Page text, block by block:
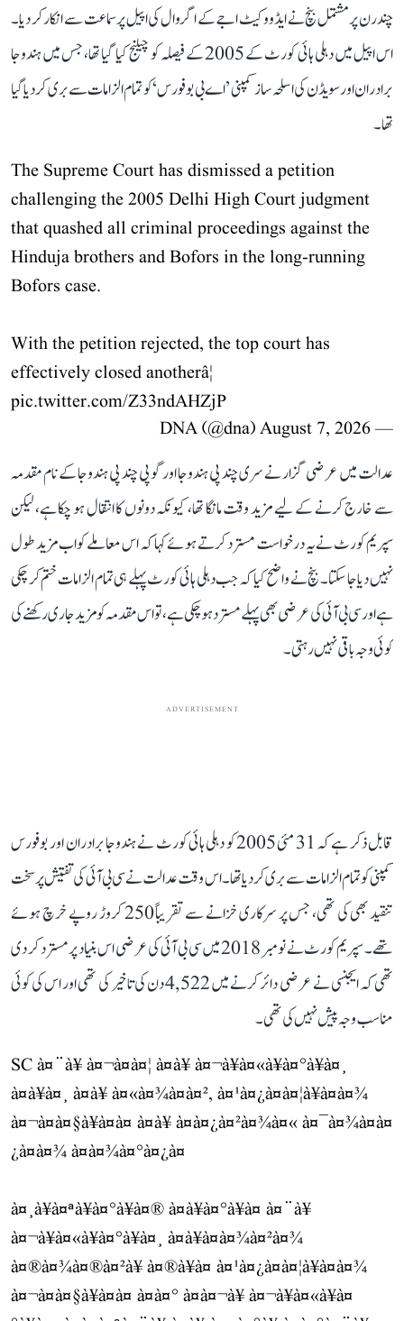
چندرن پر مشتمل بنچ نے ایڈووکیٹ اجے کے اگروال کی اپیل پر سماعت سے انکار کر دیا۔
اس اپیل میں دہلی ہائی کورٹ کے 2005 کے فیصلہ کو چیلنج کیا گیا تھا، جس میں ہندوجا
برادران اور سویڈن کی اسلحہ ساز کمپنی ’اے بی بوفورس‘ کو تمام الزامات سے بری کر دیا گیا
تھا۔
The Supreme Court has dismissed a petition
challenging the 2005 Delhi High Court judgment
that quashed all criminal proceedings against the
Hinduja brothers and Bofors in the long-running
Bofors case.
With the petition rejected, the top court has
effectively closed anotherâ¦
pic.twitter.com/Z33ndAHZjP
— DNA (@dna)
August 7, 2026
عدالت میں عرضی گزار نے سری چند پی ہندوجا اور گوپی چند پی ہندوجا کے نام مقدمہ
سے خارج کرنے کے لیے مزید وقت مانگا تھا، کیونکہ دونوں کا انتقال ہو چکا ہے، لیکن
سپریم کورٹ نے یہ درخواست مسترد کرتے ہوئے کہا کہ اس معاملے کو اب مزید طول
نہیں دیا جا سکتا۔ بنچ نے واضح کیا کہ جب دہلی ہائی کورٹ پہلے ہی تمام الزامات ختم کر چکی
ہے اور سی بی آئی کی عرضی بھی پہلے مسترد ہو چکی ہے، تو اس مقدمہ کو مزید جاری رکھنے کی
کوئی وجہ باقی نہیں رہتی۔
ADVERTISEMENT
قابل ذکر ہے کہ 31 مئی 2005 کو دہلی ہائی کورٹ نے ہندوجا برادران اور بوفورس
کمپنی کو تمام الزامات سے بری کر دیا تھا۔ اس وقت عدالت نے سی بی آئی کی تفتیش پر سخت
تنقید بھی کی تھی، جس پر سرکاری خزانے سے تقریباً 250 کروڑ روپے خرچ ہوئے
تھے۔ سپریم کورٹ نے نومبر 2018 میں سی بی آئی کی عرضی اس بنیاد پر مسترد کر دی
تھی کہ ایجنسی نے عرضی دائر کرنے میں 4,522 دن کی تاخیر کی تھی اور اس کی کوئی
مناسب وجہ پیش نہیں کی تھی۔
SC à¤¨à¥ à¤¬à¤à¤¦ à¤à¥ à¤¬à¥à¤«à¥à¤°à¥à¤¸
à¤à¥à¤¸ à¤à¥ à¤«à¤¾à¤à¤², à¤¹à¤¿à¤à¤¦à¥à¤à¤¾
à¤¬à¤à¤§à¥à¤à¤ à¤à¥ à¤à¤¿à¤²à¤¾à¤« à¤¯à¤¾à¤à¤
¿à¤à¤¾ à¤à¤¾à¤°à¤¿à¤
à¤¸à¥à¤ªà¥à¤°à¥à¤® à¤à¥à¤°à¥à¤ à¤¨à¥
à¤¬à¥à¤«à¥à¤°à¥à¤¸ à¤à¥à¤à¤¾à¤²à¤¾
à¤®à¤¾à¤®à¤²à¥ à¤®à¥à¤ à¤¹à¤¿à¤à¤¦à¥à¤à¤¾
à¤¬à¤à¤§à¥à¤à¤ à¤à¤° à¤à¤¬à¥ à¤¬à¥à¤«à¥à¤